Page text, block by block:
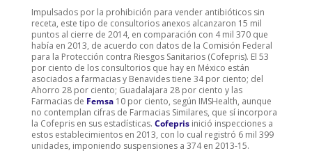
Impulsados por la prohibición para vender antibióticos sin
receta, este tipo de consultorios anexos alcanzaron 15 mil
puntos al cierre de 2014, en comparación con 4 mil 370 que
había en 2013, de acuerdo con datos de la Comisión Federal
para la Protección contra Riesgos Sanitarios (Cofepris). El 53
por ciento de los consultorios que hay en México están
asociados a farmacias y Benavides tiene 34 por ciento; del
Ahorro 28 por ciento; Guadalajara 28 por ciento y las
Farmacias de Femsa10 por ciento, según IMSHealth, aunque
no contemplan cifras de Farmacias Similares, que sí incorpora
la Cofepris en sus estadísticas. Cofeprisinició inspecciones a
estos establecimientos en 2013, con lo cual registró 6 mil 399
unidades, imponiendo suspensiones a 374 en 2013-15.